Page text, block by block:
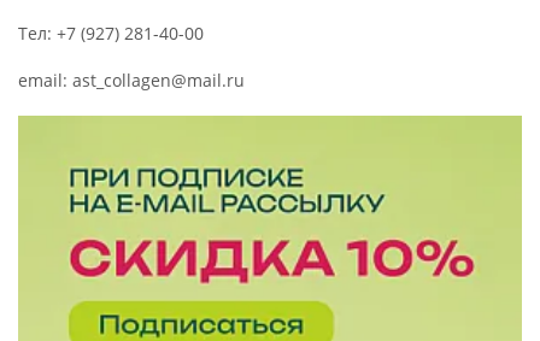
Тел: +7 (927) 281-40-00
email: ast_collagen@mail.ru